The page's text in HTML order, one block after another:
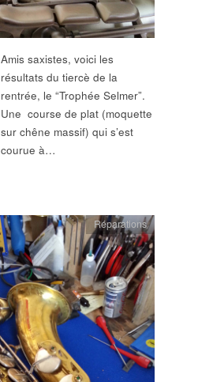
Amis saxistes, voici les
résultats du tiercè de la
rentrée, le “Trophée Selmer”.
Une course de plat (moquette
sur chêne massif) qui s’est
courue à…
Réparations